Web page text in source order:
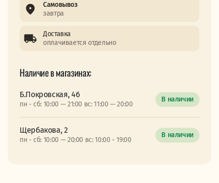
Самовывоз
завтра
Доставка
оплачивается отдельно
Наличие в магазинах:
Б.Покровская, 46
пн - сб: 10:00 — 21:00 вс: 11:00 — 20:00
В наличии
Щербакова, 2
пн - сб: 10:00 — 20:00 вс: 10:00 - 19:00
В наличии